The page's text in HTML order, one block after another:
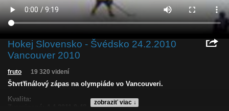
Hokej Slovensko - Švédsko 24.2.2010
Vancouver 2010
zobraziť viac ↓
fruto 19 320 videní
Štvrťfinálový zápas na olympiáde vo Vancouveri.
Kvalita: